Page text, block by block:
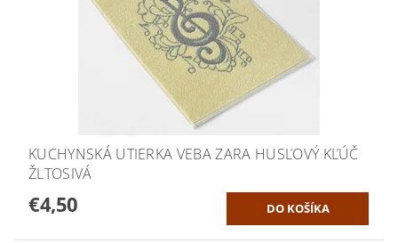
KUCHYNSKÁ UTIERKA VEBA ZARA HUSĽOVÝ KĽÚČ
ŽLTOSIVÁ
€4,50